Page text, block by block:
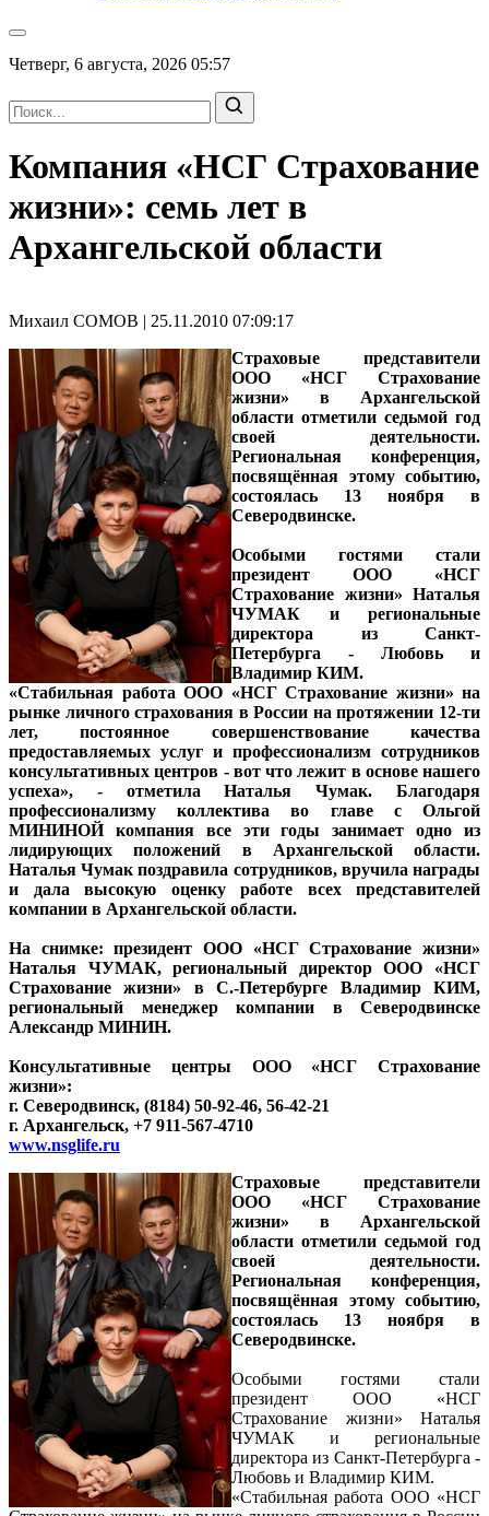
Четверг, 6 августа, 2026 05:57
Компания «НСГ Страхование
жизни»: семь лет в
Архангельской области
Михаил СОМОВ | 25.11.2010 07:09:17
Страховые представители
ООО «НСГ Страхование
жизни» в Архангельской
области отметили седьмой год
своей деятельности.
Региональная конференция,
посвящённая этому событию,
состоялась 13 ноября в
Северодвинске.
Особыми гостями стали
президент ООО «НСГ
Страхование жизни» Наталья
ЧУМАК и региональные
директора из Санкт-
Петербурга - Любовь и
Владимир КИМ.
«Стабильная работа ООО «НСГ Страхование жизни» на
рынке личного страхования в России на протяжении 12-ти
лет, постоянное совершенствование качества
предоставляемых услуг и профессионализм сотрудников
консультативных центров - вот что лежит в основе нашего
успеха», - отметила Наталья Чумак. Благодаря
профессионализму коллектива во главе с Ольгой
МИНИНОЙ компания все эти годы занимает одно из
лидирующих положений в Архангельской области.
Наталья Чумак поздравила сотрудников, вручила награды
и дала высокую оценку работе всех представителей
компании в Архангельской области.
На снимке: президент ООО «НСГ Страхование жизни»
Наталья ЧУМАК, региональный директор ООО «НСГ
Страхование жизни» в С.-Петербурге Владимир КИМ,
региональный менеджер компании в Северодвинске
Александр МИНИН.
Консультативные центры ООО «НСГ Страхование
жизни»:
г. Северодвинск, (8184) 50-92-46, 56-42-21
г. Архангельск, +7 911-567-4710
www.nsglife.ru
Страховые представители
ООО «НСГ Страхование
жизни» в Архангельской
области отметили седьмой год
своей деятельности.
Региональная конференция,
посвящённая этому событию,
состоялась 13 ноября в
Северодвинске.
Особыми гостями стали
президент ООО «НСГ
Страхование жизни» Наталья
ЧУМАК и региональные
директора из Санкт-Петербурга -
Любовь и Владимир КИМ.
«Стабильная работа ООО «НСГ